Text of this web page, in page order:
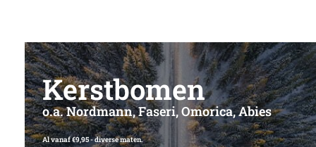
Kerstbomen
o.a. Nordmann, Faseri, Omorica, Abies
Al vanaf €9,95 - diverse maten.